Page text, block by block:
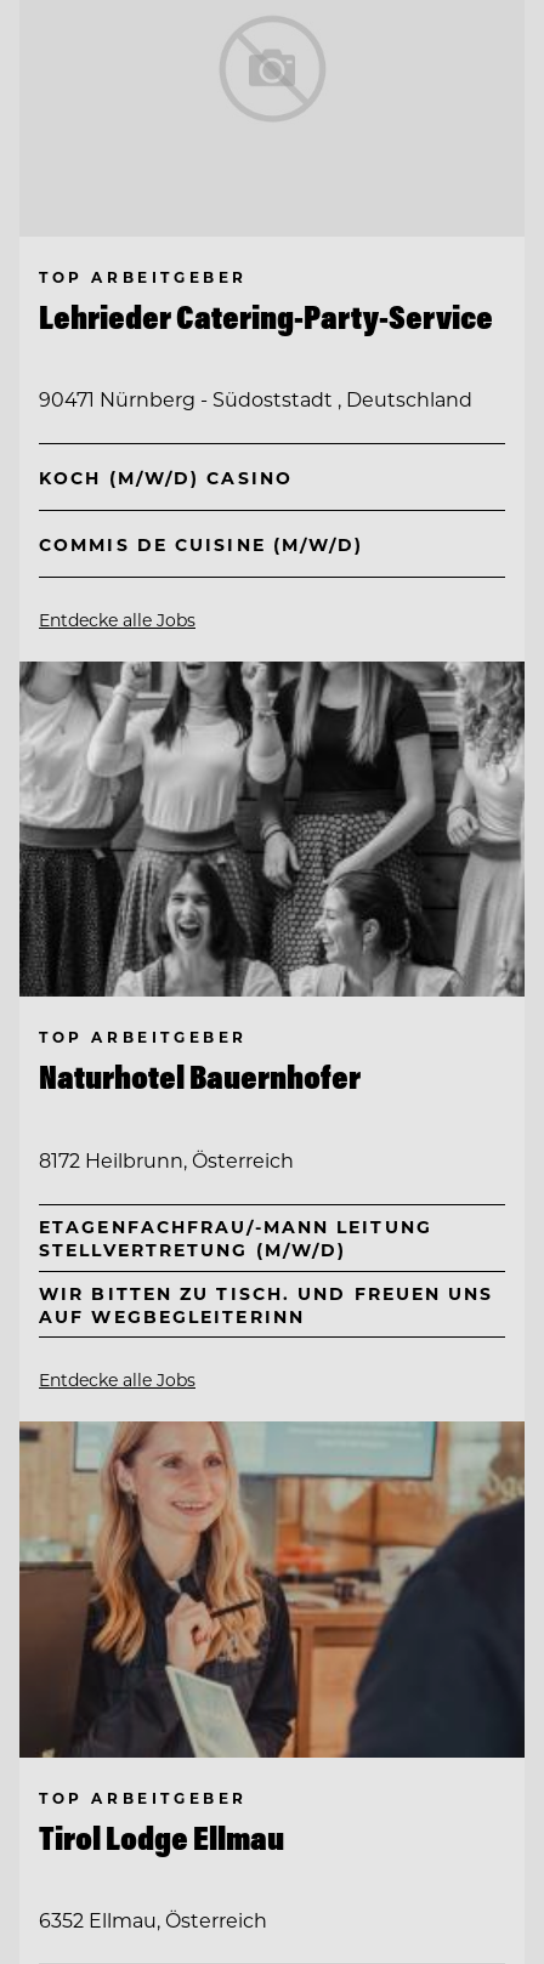
TOP ARBEITGEBER
Lehrieder Catering-Party-Service
90471 Nürnberg - Südoststadt , Deutschland
KOCH (M/W/D) CASINO
COMMIS DE CUISINE (M/W/D)
Entdecke alle Jobs
TOP ARBEITGEBER
Naturhotel Bauernhofer
8172 Heilbrunn, Österreich
ETAGENFACHFRAU/-MANN LEITUNG
STELLVERTRETUNG (M/W/D)
WIR BITTEN ZU TISCH. UND FREUEN UNS
AUF WEGBEGLEITERINN
Entdecke alle Jobs
TOP ARBEITGEBER
Tirol Lodge Ellmau
6352 Ellmau, Österreich